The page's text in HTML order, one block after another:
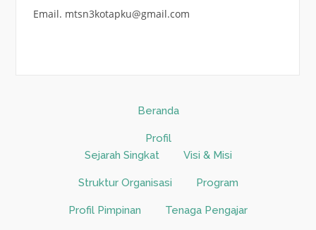
Email. mtsn3kotapku@gmail.com
Beranda
Profil
Sejarah Singkat
Visi & Misi
Struktur Organisasi Program
Profil Pimpinan Tenaga Pengajar